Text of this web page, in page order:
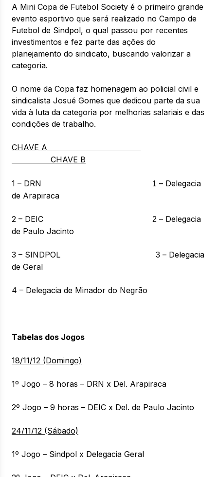
A Mini Copa de Futebol Society é o primeiro grande
evento esportivo que será realizado no Campo de
Futebol de Sindpol, o qual passou por recentes
investimentos e fez parte das ações do
planejamento do sindicato, buscando valorizar a
categoria.
O nome da Copa faz homenagem ao policial civil e
sindicalista Josué Gomes que dedicou parte da sua
vida à luta da categoria por melhorias salariais e das
condições de trabalho.
CHAVE A
CHAVE B
1 – DRN 1 – Delegacia
de Arapiraca
2 – DEIC 2 – Delegacia
de Paulo Jacinto
3 – SINDPOL 3 – Delegacia
de Geral
4 – Delegacia de Minador do Negrão
Tabelas dos Jogos
18/11/12 (Domingo)
1º Jogo – 8 horas – DRN x Del. Arapiraca
2º Jogo – 9 horas – DEIC x Del. de Paulo Jacinto
24/11/12 (Sábado)
1º Jogo – Sindpol x Delegacia Geral